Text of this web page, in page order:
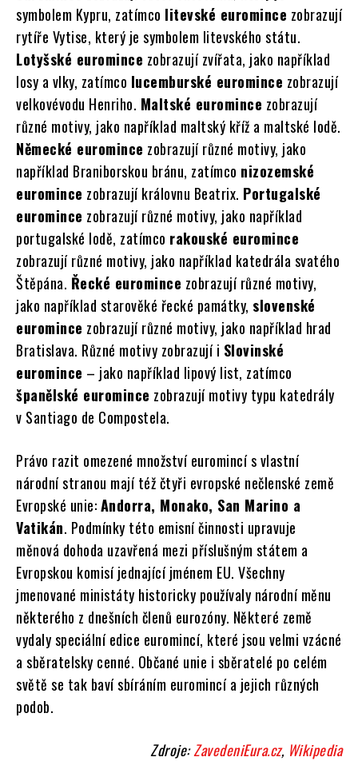
symbolem Kypru, zatímco litevské euromince zobrazují
rytíře Vytise, který je symbolem litevského státu.
Lotyšské euromince zobrazují zvířata, jako například
losy a vlky, zatímco lucemburské euromince zobrazují
velkovévodu Henriho. Maltské euromince zobrazují
různé motivy, jako například maltský kříž a maltské lodě.
Německé euromince zobrazují různé motivy, jako
například Braniborskou bránu, zatímco nizozemské
euromince zobrazují královnu Beatrix. Portugalské
euromince zobrazují různé motivy, jako například
portugalské lodě, zatímco rakouské euromince
zobrazují různé motivy, jako například katedrála svatého
Štěpána. Řecké euromince zobrazují různé motivy,
jako například starověké řecké památky, slovenské
euromince zobrazují různé motivy, jako například hrad
Bratislava. Různé motivy zobrazují i Slovinské
euromince – jako například lipový list, zatímco
španělské euromince zobrazují motivy typu katedrály
v Santiago de Compostela.
Právo razit omezené množství euromincí s vlastní
národní stranou mají též čtyři evropské nečlenské země
Evropské unie:Andorra, Monako, San Marino a
Vatikán. Podmínky této emisní činnosti upravuje
měnová dohoda uzavřená mezi příslušným státem a
Evropskou komisí jednající jménem EU. Všechny
jmenované ministáty historicky používaly národní měnu
některého z dnešních členů eurozóny. Některé země
vydaly speciální edice euromincí, které jsou velmi vzácné
a sběratelsky cenné. Občané unie i sběratelé po celém
světě se tak baví sbíráním euromincí a jejich různých
podob.
Zdroje:ZavedeniEura.cz, Wikipedia